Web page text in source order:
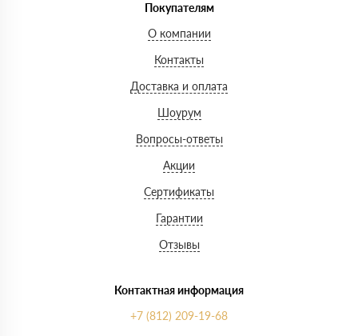
Покупателям
О компании
Контакты
Доставка и оплата
Шоурум
Вопросы-ответы
Акции
Сертификаты
Гарантии
Отзывы
Контактная информация
+7 (812) 209-19-68